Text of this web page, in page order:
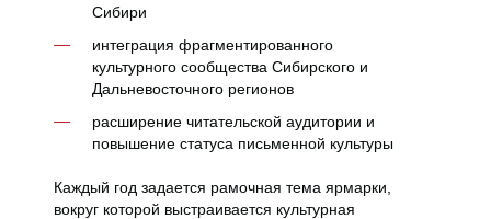
Сибири
интеграция фрагментированного
культурного сообщества Сибирского и
Дальневосточного регионов
расширение читательской аудитории и
повышение статуса письменной культуры
Каждый год задается рамочная тема ярмарки,
вокруг которой выстраивается культурная